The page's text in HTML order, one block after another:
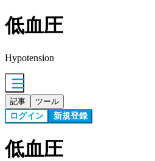
低血圧
Hypotension
記事 ツール
ログイン 新規登録
低血圧